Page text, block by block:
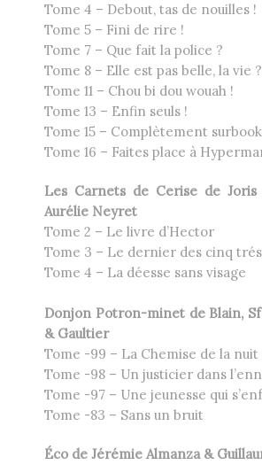
Tome 4 – Debout, tas de nouilles !
Tome 5 – Fini de rire !
Tome 7 – Que fait la police ?
Tome 8 – Elle est pas belle, la vie ?
Tome 11 – Chou bi dou wouah !
Tome 13 – Enfin seuls !
Tome 15 – Complètement
Tome 16 – Faites place à
Les Carnets de Cerise de Joris
Aurélie Neyret
Tome 2 – Le livre d’Hector
Tome 3 – Le dernier des cinq
Tome 4 – La déesse sans visage
Donjon Potron-minet de Blain,
& Gaultier
Tome -99 – La Chemise de la nuit
Tome -98 – Un justicier dans
Tome -97 – Une jeunesse qui
Tome -83 – Sans un bruit
Éco de Jérémie Almanza &